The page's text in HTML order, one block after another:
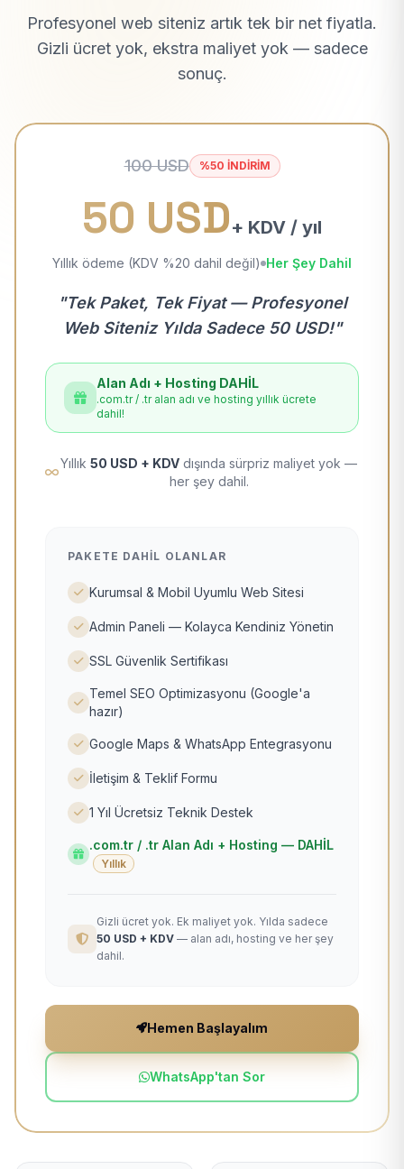
Profesyonel web siteniz artık tek bir net fiyatla.
Gizli ücret yok, ekstra maliyet yok — sadece
sonuç.
100 USD %50 İNDİRİM
50 USD+ KDV / yıl
Yıllık ödeme (KDV %20 dahil değil) Her Şey Dahil
"Tek Paket, Tek Fiyat — Profesyonel
Web Siteniz Yılda Sadece 50 USD!"
Alan Adı + Hosting DAHİL
.com.tr / .tr alan adı ve hosting yıllık ücrete
dahil!
Yıllık 50 USD + KDV dışında sürpriz maliyet yok —
her şey dahil.
PAKETE DAHIL OLANLAR
Kurumsal & Mobil Uyumlu Web Sitesi
Admin Paneli — Kolayca Kendiniz Yönetin
SSL Güvenlik Sertifikası
Temel SEO Optimizasyonu (Google'a
hazır)
Google Maps & WhatsApp Entegrasyonu
İletişim & Teklif Formu
1 Yıl Ücretsiz Teknik Destek
.com.tr / .tr Alan Adı + Hosting — DAHİL
Yıllık
Gizli ücret yok. Ek maliyet yok. Yılda sadece
50 USD + KDV — alan adı, hosting ve her şey
dahil.
Hemen Başlayalım
WhatsApp'tan Sor